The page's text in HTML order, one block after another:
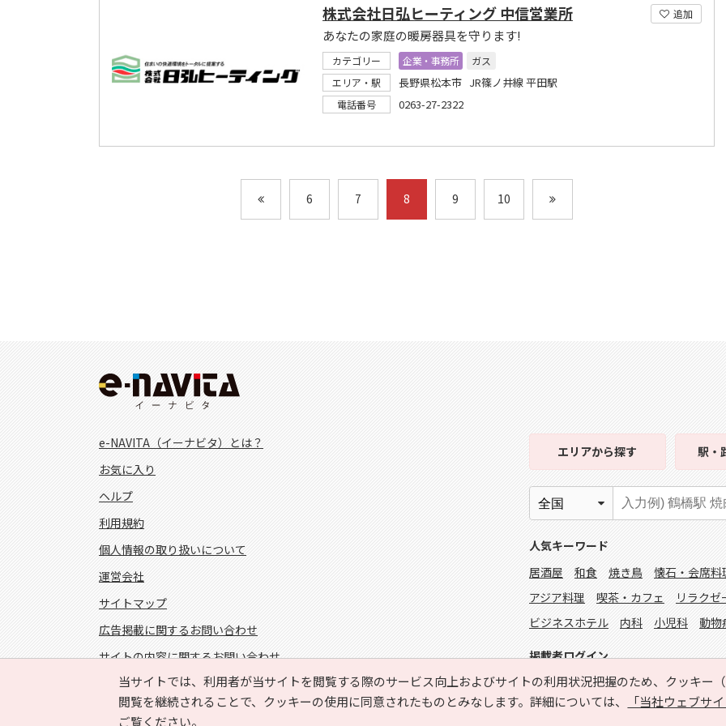
追加
株式会社日弘ヒーティング 中信営業所
あなたの家庭の暖房器具を守ります!
カテゴリー 企業・事務所
ガス
エリア・駅
長野県松本市 JR篠ノ井線 平田駅
電話番号 0263-27-2322
6 7 8 9 10
当サイトでは、利用者が当サイトを閲覧する際のサービス向上およびサイトの利用状況把握のため、クッキー
閲覧を継続されることで、クッキーの使用に同意されたものとみなします。詳細については、
「当社ウェブサ
ご覧ください。
e-NAVITA（イーナビタ）とは？
お気に入り
ヘルプ
利用規約
個人情報の取り扱いについて
運営会社
サイトマップ
広告掲載に関するお問い合わせ
サイトの内容に関するお問い合わせ
エリアから探す 駅・
人気キーワード
居酒屋
和食 焼き鳥 懐石・会席料
アジア料理
喫茶・カフェ リラクゼ
ビジネスホテル
内科 小児科 動物
掲載者ログイン
FOLLOW US!